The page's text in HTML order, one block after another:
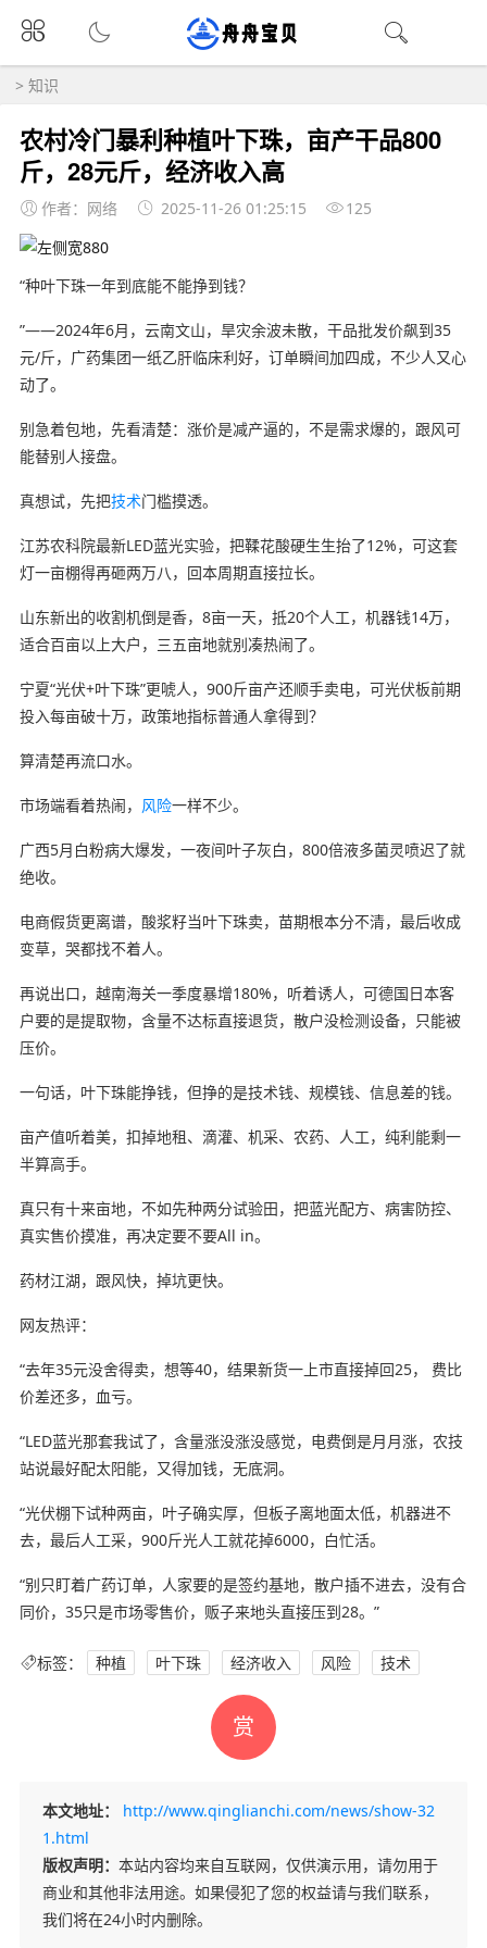
> 知识
农村冷门暴利种植叶下珠，亩产干品800
斤，28元斤，经济收入高
作者：网络 2025-11-26 01:25:15 125
“种叶下珠一年到底能不能挣到钱？
”——2024年6月，云南文山，旱灾余波未散，干品批发价飙到35
元/斤，广药集团一纸乙肝临床利好，订单瞬间加四成，不少人又心
动了。
别急着包地，先看清楚：涨价是减产逼的，不是需求爆的，跟风可
能替别人接盘。
真想试，先把技术门槛摸透。
江苏农科院最新LED蓝光实验，把鞣花酸硬生生抬了12%，可这套
灯一亩棚得再砸两万八，回本周期直接拉长。
山东新出的收割机倒是香，8亩一天，抵20个人工，机器钱14万，
适合百亩以上大户，三五亩地就别凑热闹了。
宁夏“光伏+叶下珠”更唬人，900斤亩产还顺手卖电，可光伏板前期
投入每亩破十万，政策地指标普通人拿得到？
算清楚再流口水。
市场端看着热闹， 风险一样不少。
广西5月白粉病大爆发，一夜间叶子灰白，800倍液多菌灵喷迟了就
绝收。
电商假货更离谱，酸浆籽当叶下珠卖，苗期根本分不清，最后收成
变草，哭都找不着人。
再说出口，越南海关一季度暴增180%，听着诱人，可德国日本客
户要的是提取物，含量不达标直接退货，散户没检测设备，只能被
压价。
一句话，叶下珠能挣钱，但挣的是技术钱、规模钱、信息差的钱。
亩产值听着美，扣掉地租、滴灌、机采、农药、人工，纯利能剩一
半算高手。
真只有十来亩地，不如先种两分试验田，把蓝光配方、病害防控、
真实售价摸准，再决定要不要All in。
药材江湖，跟风快，掉坑更快。
网友热评：
“去年35元没舍得卖，想等40，结果新货一上市直接掉回25， 费比
价差还多，血亏。
“LED蓝光那套我试了，含量涨没涨没感觉，电费倒是月月涨，农技
站说最好配太阳能，又得加钱，无底洞。
“光伏棚下试种两亩，叶子确实厚，但板子离地面太低，机器进不
去，最后人工采，900斤光人工就花掉6000，白忙活。
“别只盯着广药订单，人家要的是签约基地，散户插不进去，没有合
同价，35只是市场零售价，贩子来地头直接压到28。”
标签： 种植 叶下珠 经济收入 风险 技术
赏
本文地址：
http://www.qinglianchi.com/news/show-32
1.html
版权声明： 本站内容均来自互联网，仅供演示用，请勿用于
商业和其他非法用途。如果侵犯了您的权益请与我们联系，
我们将在24小时内删除。